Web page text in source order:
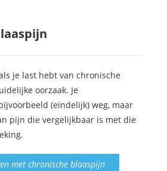
je last hebt van chronische
oorzaak. Je
(eindelijk) weg, maar
pijn die vergelijkbaar is met die
met chronische blaaspijn